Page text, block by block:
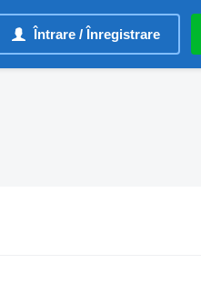
Întrare / Înregistrare